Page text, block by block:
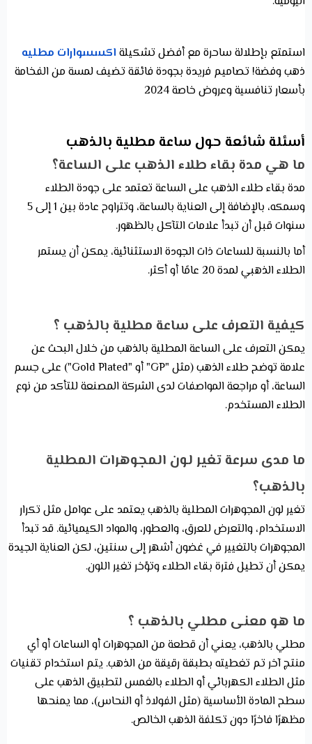
استمتع بإطلالة ساحرة مع أفضل تشكيلة اكسسوارات مطليه
ذهب وفضة! تصاميم فريدة بجودة فائقة تضيف لمسة من الفخامة
بأسعار تنافسية وعروض خاصة 2024
أسئلة شائعة حول ساعة مطلية بالذهب
ما هي مدة بقاء طلاء الذهب على الساعة؟
مدة بقاء طلاء الذهب على الساعة تعتمد على جودة الطلاء
وسمكه، بالإضافة إلى العناية بالساعة، وتتراوح عادة بين 1 إلى 5
سنوات قبل أن تبدأ علامات التآكل بالظهور.
أما بالنسبة للساعات ذات الجودة الاستثنائية، يمكن أن يستمر
الطلاء الذهبي لمدة 20 عامًا أو أكثر.
كيفية التعرف على ساعة مطلية بالذهب ؟
يمكن التعرف على الساعة المطلية بالذهب من خلال البحث عن
علامة توضح طلاء الذهب (مثل "GP" أو "Gold Plated") على جسم
الساعة، أو مراجعة المواصفات لدى الشركة المصنعة للتأكد من نوع
الطلاء المستخدم.
ما مدى سرعة تغير لون المجوهرات المطلية
بالذهب؟
تغير لون المجوهرات المطلية بالذهب يعتمد على عوامل مثل تكرار
الاستخدام، والتعرض للعرق، والعطور، والمواد الكيميائية. قد تبدأ
المجوهرات بالتغيير في غضون أشهر إلى سنتين، لكن العناية الجيدة
يمكن أن تطيل فترة بقاء الطلاء وتؤخر تغير اللون.
ما هو معنى مطلي بالذهب ؟
مطلي بالذهب، يعني أن قطعة من المجوهرات أو الساعات أو أي
منتج آخر تم تغطيته بطبقة رقيقة من الذهب. يتم استخدام تقنيات
مثل الطلاء الكهربائي أو الطلاء بالغمس لتطبيق الذهب على
سطح المادة الأساسية (مثل الفولاذ أو النحاس)، مما يمنحها
مظهرًا فاخرًا دون تكلفة الذهب الخالص.